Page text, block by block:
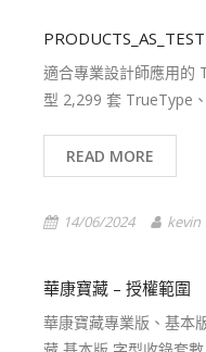
PRODUCTS_AS_TEST
適合專業設計師應用的
型 2,299 套 TrueType
READ MORE
14/06/2024 kevin
華康寶藏 – 授權範圍
華康寶藏專業版、基本